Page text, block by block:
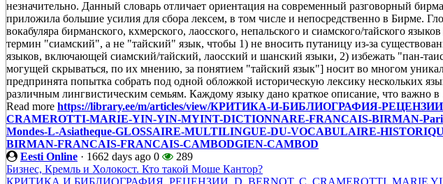
незначительно. Данный словарь отличает ориентация на современный разговорный
приложила большие усилия для сбора лексем, в том числе и непосредственно в Бирме.
вокабуляра бирманского, кхмерского, лаосского, непальского и сиамского/тайского
термин "сиамский", а не "тайский" язык, чтобы 1) не вносить путаницу из-за
языков, включающей сиамский/тайский, лаосский и шанский языки, 2) избежать "пан-
могущей скрываться, по их мнению, за понятием "тайский язык"] носит во многом
предпринята попытка собрать под одной обложкой историческую лексику нескольких
различным лингвистическим семьям. Каждому языку дано краткое описание, что важно в
Read more https://library.ee/m/articles/view/КРИТИКА-И-БИБЛИОГРАФИЯ-
CRAMEROTTI-MARIE-YIN-YIN-MYINT-DICTIONNARE-FRANCAIS-BIRMAN-Paris-
Mondes-L-Asiatheque-GLOSSAIRE-MULTILINGUE-DU-VOCABULAIRE-
BIRMAN-FRANCAIS-FRANCAIS-CAMBODGIEN-CAMBOD
Eesti Online · 1662 days ago 0
289
Бизнес, Кремль и Холокост. Кто такой Моше Кантор?
КРИТИКА И БИБЛИОГРАФИЯ. РЕЦЕНЗИИ. D. BERNOT, С. CRAMEROTTI, MARIE